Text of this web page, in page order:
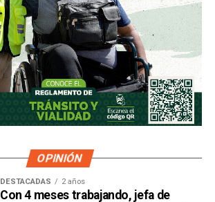
OPINIÓN
DESTACADAS 2 años
Con 4 meses trabajando, jefa de